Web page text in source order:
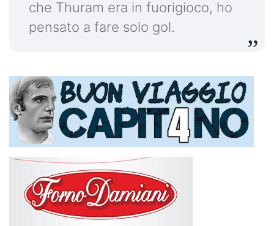
che Thuram era in fuorigioco, ho
pensato a fare solo gol.